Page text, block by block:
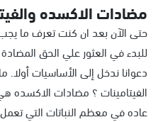
مضادات الاكسده
حتى الآن بعد ان كنت تعرف ما يجب
للبدء في العثور علي الحق
دعوانا ندخل إلى الأساسيات
الفيتامينات ؟ مضادات الاكسده
عاده في معظم النباتات التي